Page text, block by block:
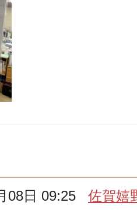
08日 09:25佐賀嬉